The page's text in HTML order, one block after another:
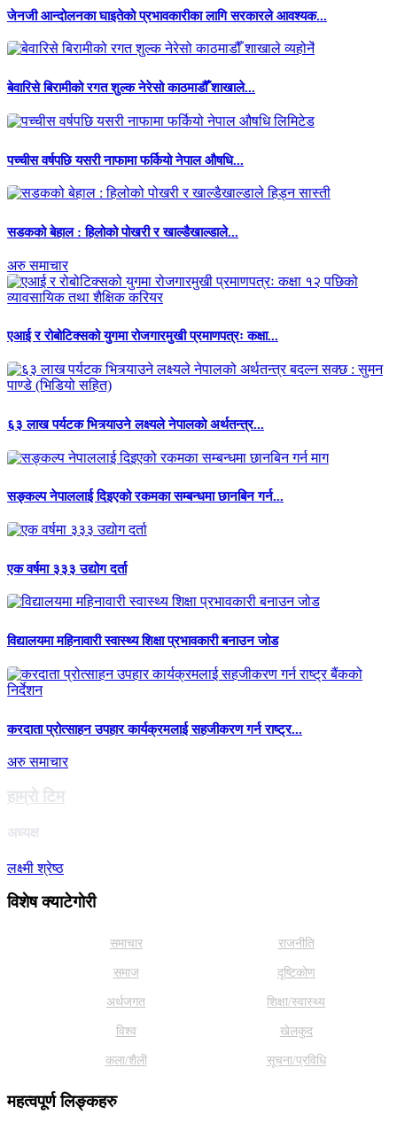
जेनजी आन्दोलनका घाइतेको प्रभावकारीका लागि सरकारले आवश्यक...
बेवारिसे बिरामीको रगत शुल्क नेरेसो काठमाडौँ शाखाले...
पच्चीस वर्षपछि यसरी नाफामा फर्कियो नेपाल औषधि...
सडकको बेहाल : हिलोको पोखरी र खाल्डैखाल्डाले...
अरु समाचार
एआई र रोबोटिक्सको युगमा रोजगारमुखी प्रमाणपत्रः कक्षा...
६३ लाख पर्यटक भित्र्याउने लक्ष्यले नेपालको अर्थतन्त्र...
सङ्कल्प नेपाललाई दिइएको रकमका सम्बन्धमा छानबिन गर्न...
एक वर्षमा ३३३ उद्योग दर्ता
विद्यालयमा महिनावारी स्वास्थ्य शिक्षा प्रभावकारी बनाउन जोड
करदाता प्रोत्साहन उपहार कार्यक्रमलाई सहजीकरण गर्न राष्ट्र...
अरु समाचार
हाम्राे टिम
अध्यक्ष
लक्ष्मी श्रेष्ठ
विशेष क्याटेगाेरी
समाचार राजनीति
समाज दृष्टिकोण
अर्थजगत शिक्षा/स्वास्थ्य
विश्व खेलकुद
कला/शैली सूचना/प्रविधि
महत्वपूर्ण लिङ्कहरु